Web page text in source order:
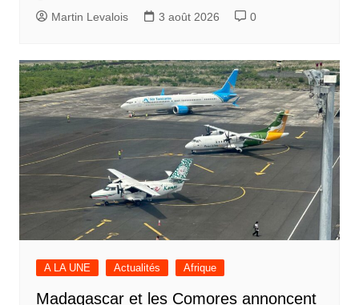
Martin Levalois 3 août 2026 0
A LA UNE Actualités Afrique
Madagascar et les Comores annoncent